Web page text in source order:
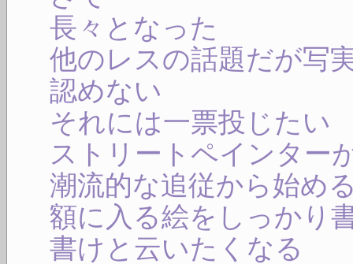
長々となった
他のレスの話題だが写
認めない
それには一票投じたい
ストリートペインター
潮流的な追従から始め
額に入る絵をしっかり
書けと云いたくなる